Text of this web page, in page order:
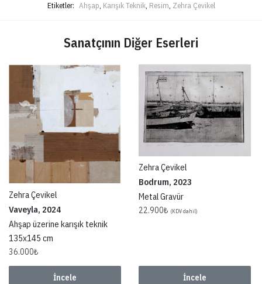
Etiketler: Ahşap, Karışık Teknik, Resim, Zehra Çevikel
Sanatçının Diğer Eserleri
Zehra Çevikel
Vaveyla, 2024
Ahşap üzerine karışık teknik
135x145 cm
36.000₺
İncele
Zehra Çevikel
Bodrum, 2023
Metal Gravür
22.900₺ (KDV dahil)
İncele